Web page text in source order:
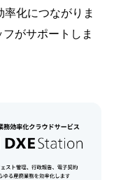
化につながりま
がサポートしま